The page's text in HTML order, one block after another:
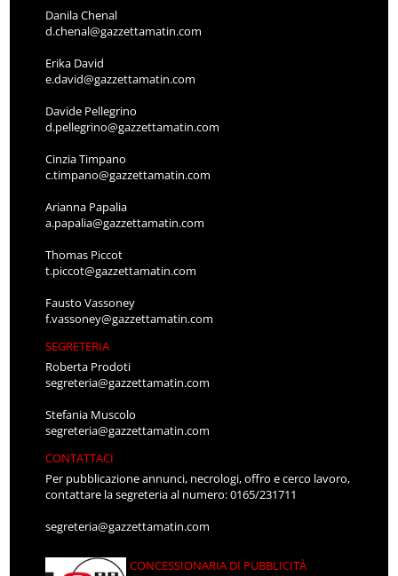
Danila Chenal
d.chenal@gazzettamatin.com
Erika David
e.david@gazzettamatin.com
Davide Pellegrino
d.pellegrino@gazzettamatin.com
Cinzia Timpano
c.timpano@gazzettamatin.com
Arianna Papalia
a.papalia@gazzettamatin.com
Thomas Piccot
t.piccot@gazzettamatin.com
Fausto Vassoney
f.vassoney@gazzettamatin.com
SEGRETERIA
Roberta Prodoti
segreteria@gazzettamatin.com
Stefania Muscolo
segreteria@gazzettamatin.com
CONTATTACI
Per pubblicazione annunci, necrologi, offro e cerco lavoro,
contattare la segreteria al numero: 0165/231711
segreteria@gazzettamatin.com
CONCESSIONARIA DI PUBBLICITÀ